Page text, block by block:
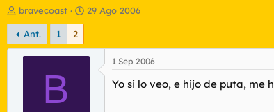
I
n
i
c
bravecoast
F
h
a
29 Ago 2006
Ant. 1 2
B
1 Sep 2006
Yo si lo veo, e hijo de puta, me